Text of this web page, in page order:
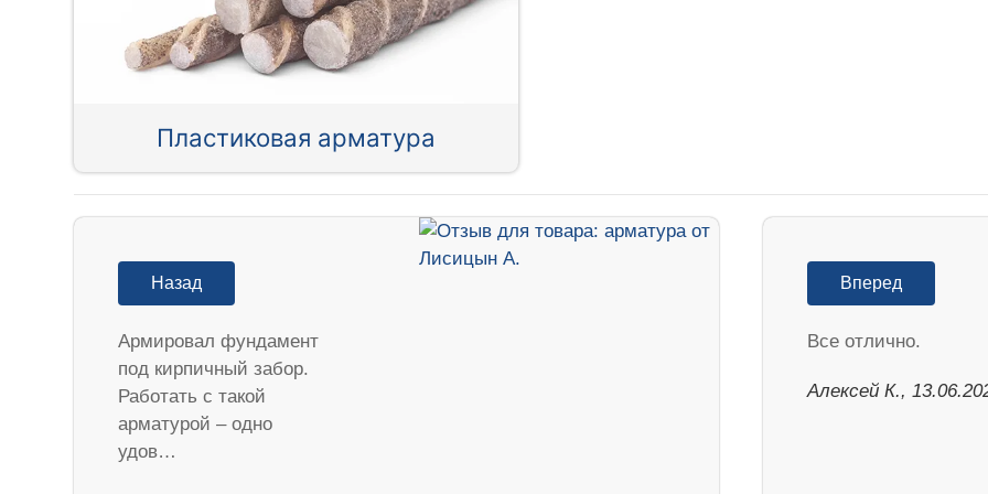
Пластиковая арматура
Назад
Армировал фундамент
под кирпичный забор.
Работать с такой
арматурой – одно
удов…
Вперед
Все отлично.
Алексей К.,